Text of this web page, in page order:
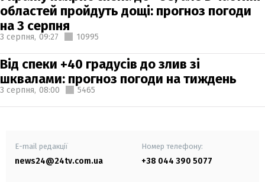
областей пройдуть дощі: прогноз погоди
на 3 серпня
3 серпня, 09:27 10995
Від спеки +40 градусів до злив зі
шквалами: прогноз погоди на тиждень
3 серпня, 08:00 5465
E-mail редакції
news24@24tv.com.ua
Номер телефону:
+38 044 390 5077